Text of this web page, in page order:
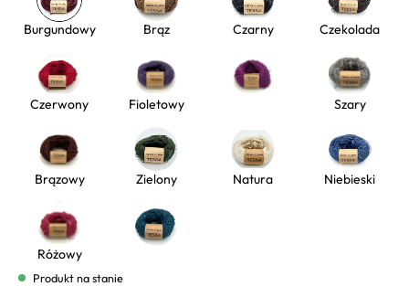
Burgundowy Brąz Czarny Czekolada
Czerwony Fioletowy Szary
Brązowy Zielony Natura Niebieski
Różowy
Produkt na stanie